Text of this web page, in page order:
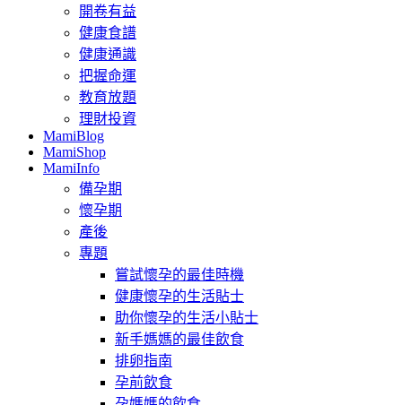
開卷有益
健康食譜
健康通識
把握命運
教育放題
理財投資
MamiBlog
MamiShop
MamiInfo
備孕期
懷孕期
產後
專題
嘗試懷孕的最佳時機
健康懷孕的生活貼士
助你懷孕的生活小貼士
新手媽媽的最佳飲食
排卵指南
孕前飲食